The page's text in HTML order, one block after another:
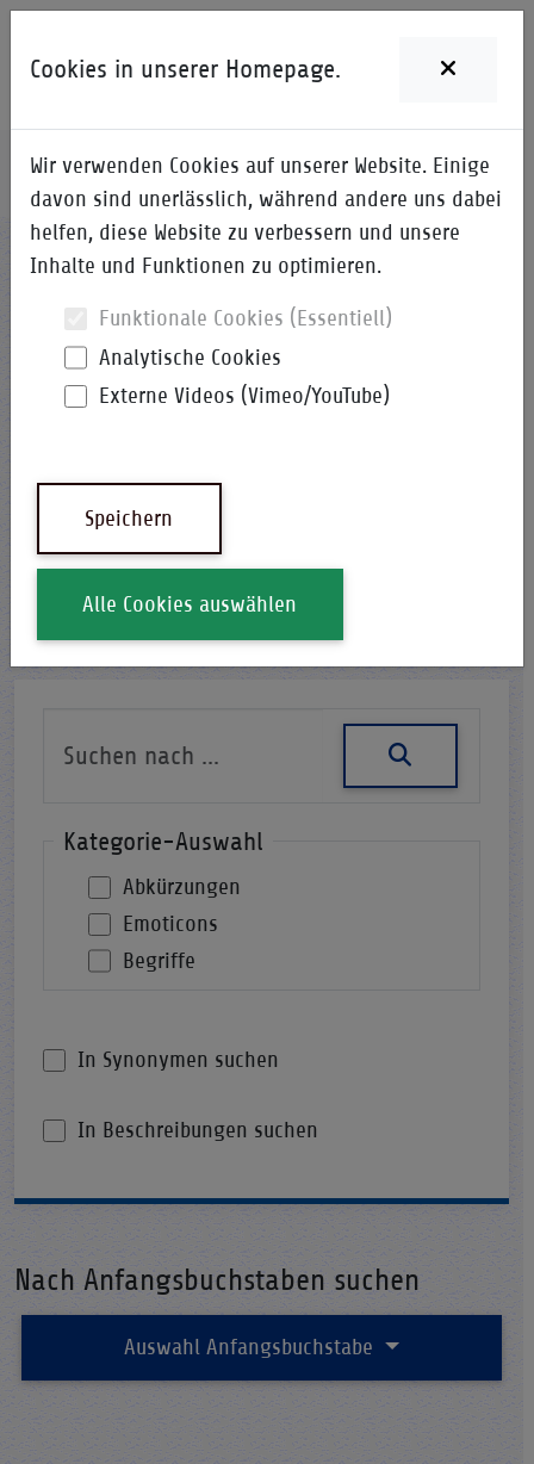
Home i-Qpedia Detail zum Begriff
K-FMEA
Konstruktions-Fehlermöglichkeits-
Nach einer Abkürzung suchen
Kategorie-Auswahl
Abkürzungen
Emoticons
Begriffe
In Synonymen suchen
In Beschreibungen suchen
Nach Anfangsbuchstaben suchen
Auswahl Anfangsbuchstabe
Cookies in unserer Homepage.
Wir verwenden Cookies auf unserer Website. Einige
davon sind unerlässlich, während andere uns dabei
helfen, diese Website zu verbessern und unsere
Inhalte und Funktionen zu optimieren.
Funktionale Cookies (Essentiell)
Analytische Cookies
Externe Videos (Vimeo/YouTube)
Speichern
Alle Cookies auswählen